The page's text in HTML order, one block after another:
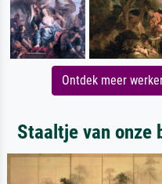
Ontdek meer
Staaltje van onze